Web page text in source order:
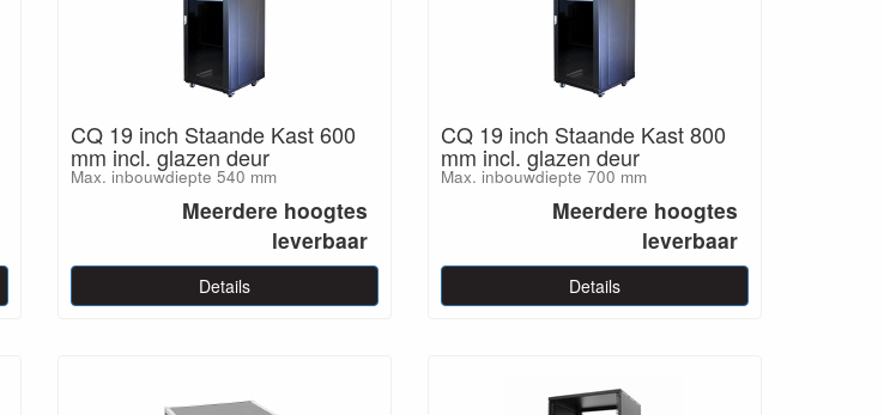
CQ 19 inch Staande Kast 600
mm incl. glazen deur
Max. inbouwdiepte 540 mm
Meerdere hoogtes
leverbaar
Details
CQ 19 inch Staande Kast 800
mm incl. glazen deur
Max. inbouwdiepte 700 mm
Meerdere hoogtes
leverbaar
Details